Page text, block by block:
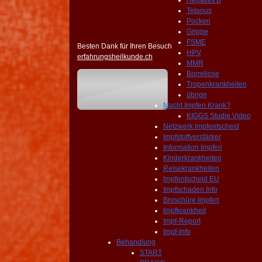
Tetanus
Pocken
Grippe
FSME
HPV
MMR
Borreliose
Tropenkrankheiten
übrige
Macht Impfen Krank?
KIGGS Studie Video
Netzwerk Impfentscheid
Impfstoffverstärker
Information Impfen
Kinderkrankheiten
Reisekrankheiten
Impfentscheid EU
Impfschaden Info
Broschüre Impfen
Impfkrankheit
Impf-Report
Impf-Info
Behandlung
START
Besten Dank für Ihren Besuch
erfahrungsheilkunde.ch